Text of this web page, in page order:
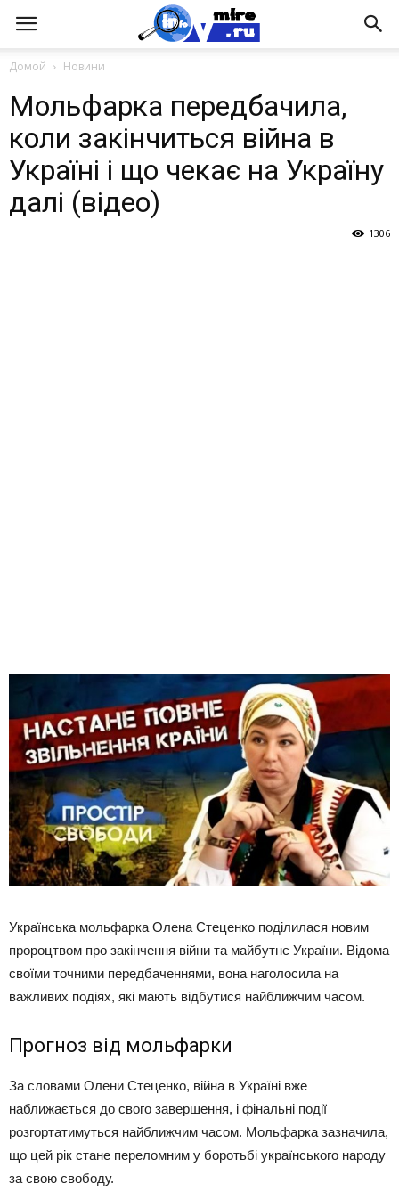
Домой Новини
Мольфарка передбачила,
коли закінчиться війна в
Україні і що чекає на Україну
далі (відео)
1306
Українська мольфарка Олена Стеценко поділилася новим
пророцтвом про закінчення війни та майбутнє України. Відома
своїми точними передбаченнями, вона наголосила на
важливих подіях, які мають відбутися найближчим часом.
Прогноз від мольфарки
За словами Олени Стеценко, війна в Україні вже
наближається до свого завершення, і фінальні події
розгортатимуться найближчим часом. Мольфарка зазначила,
що цей рік стане переломним у боротьбі українського народу
за свою свободу.